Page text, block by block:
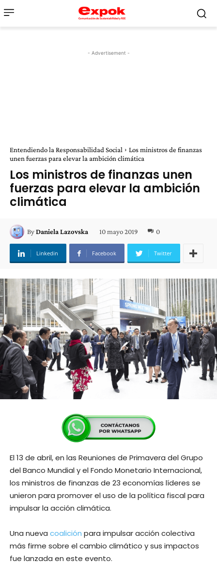
- Advertisement -
Entendiendo la Responsabilidad Social
Los ministros de finanzas
unen fuerzas para elevar la ambición climática
Los ministros de finanzas unen
fuerzas para elevar la ambición
climática
ByDaniela Lazovska 10 mayo 2019 0
Linkedin Facebook Twitter
El 13 de abril, en las Reuniones de Primavera del Grupo
del Banco Mundial y el Fondo Monetario Internacional,
los ministros de finanzas de 23 economías líderes se
unieron para promover el uso de la política fiscal para
impulsar la acción climática.
Una nueva coalición para impulsar acción colectiva
más firme sobre el cambio climático y sus impactos
fue lanzada en este evento.